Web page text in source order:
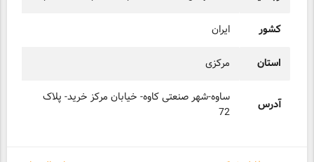
کشور ایران
استان مرکزی
آدرس
ساوه-شهر صنعتی کاوه- خیابان مرکز خرید- پلاک
72